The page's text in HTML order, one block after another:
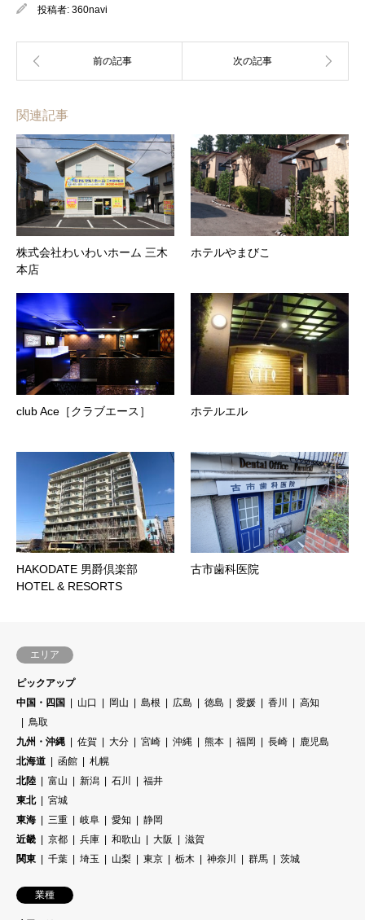
投稿者: 360navi
関連記事
株式会社わいわいホーム 三木
本店
ホテルやまびこ
club Ace［クラブエース］ ホテルエル
HAKODATE 男爵倶楽部
HOTEL & RESORTS
古市歯科医院
エリア
ピックアップ
中国・四国
山口 岡山 島根 広島 徳島 愛媛 香川
高知
鳥取
九州・沖縄
佐賀 大分 宮崎 沖縄 熊本 福岡 長崎
鹿児島
北海道
函館
札幌
北陸
富山 新潟 石川
福井
東北
宮城
東海
三重 岐阜 愛知
静岡
近畿
京都 兵庫 和歌山 大阪
滋賀
関東
千葉 埼玉 山梨 東京 栃木 神奈川 群馬 茨城
業種